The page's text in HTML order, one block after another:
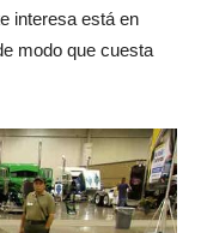
interesa está en
modo que cuesta